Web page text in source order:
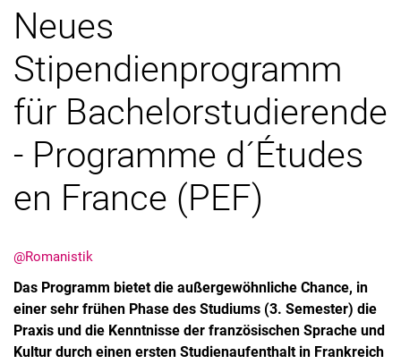
Neues
Stipendienprogramm
für Bachelorstudierende
- Programme d´Études
en France (PEF)
@Romanistik
Das Programm bietet die außergewöhnliche Chance, in
einer sehr frühen Phase des Studiums (3. Semester) die
Praxis und die Kenntnisse der französischen Sprache und
Kultur durch einen ersten Studienaufenthalt in Frankreich